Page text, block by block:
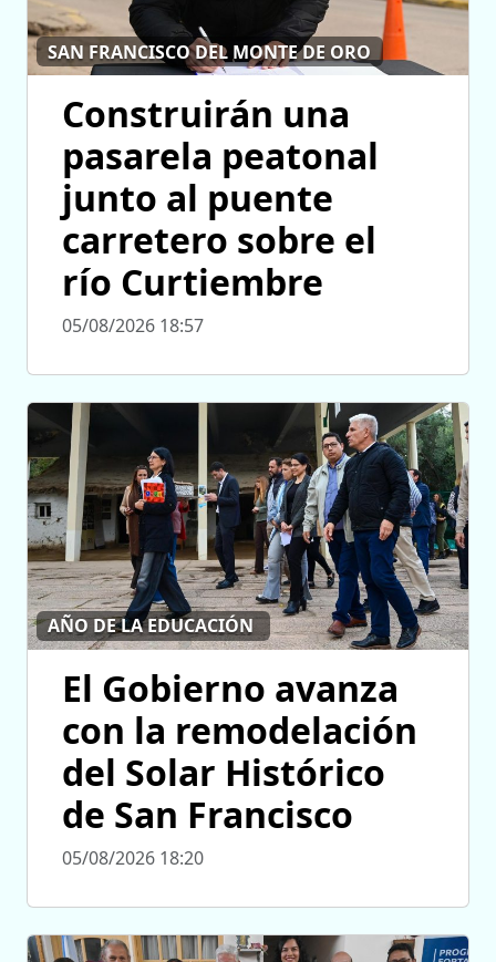
SAN FRANCISCO DEL MONTE DE ORO
Construirán una
pasarela peatonal
junto al puente
carretero sobre el
río Curtiembre
05/08/2026 18:57
AÑO DE LA EDUCACIÓN
El Gobierno avanza
con la remodelación
del Solar Histórico
de San Francisco
05/08/2026 18:20